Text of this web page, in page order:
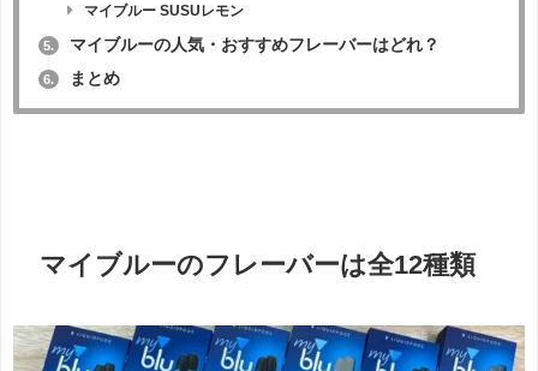
マイブルー SUSUレモン
5. マイブルーの人気・おすすめフレーバーはどれ？
6. まとめ
マイブルーのフレーバーは全12種類